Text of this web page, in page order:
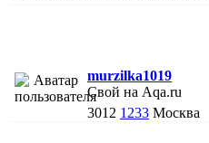
murzilka1019
Свой на Aqa.ru
3012 1233 Москва